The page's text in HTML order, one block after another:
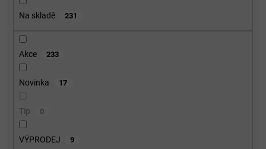
Na skladě 231
Akce 233
Novinka 17
Tip 0
VÝPRODEJ 9